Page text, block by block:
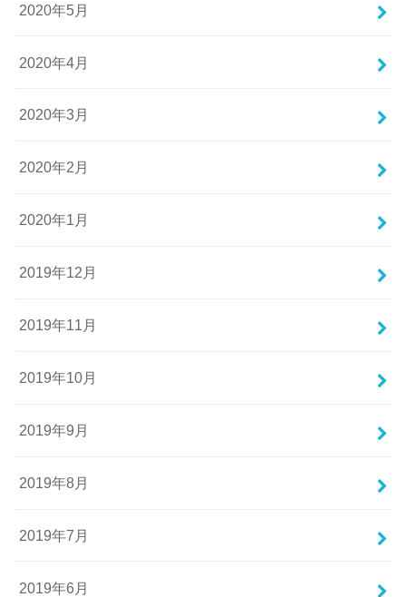
2020年5月
2020年4月
2020年3月
2020年2月
2020年1月
2019年12月
2019年11月
2019年10月
2019年9月
2019年8月
2019年7月
2019年6月